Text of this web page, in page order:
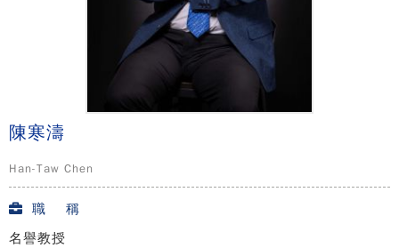
陳寒濤
Han-Taw Chen
職 稱
名譽教授